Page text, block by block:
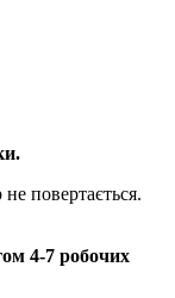
повертається.
4-7 робочих